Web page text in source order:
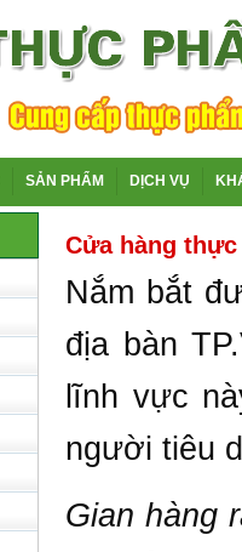
SẢN PHẨM DỊCH VỤ
Cửa hàng thực
Nắm bắt
địa bàn
lĩnh vực
người tiêu
Gian hàng